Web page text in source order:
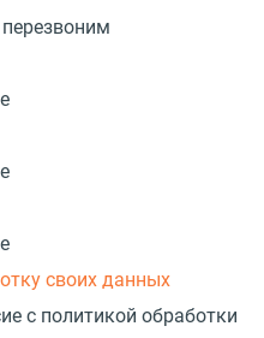
своих данных
с политикой обработки